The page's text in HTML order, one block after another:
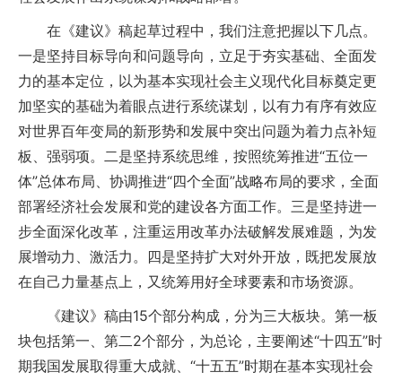
在《建议》稿起草过程中，我们注意把握以下几点。
一是坚持目标导向和问题导向，立足于夯实基础、全面发
力的基本定位，以为基本实现社会主义现代化目标奠定更
加坚实的基础为着眼点进行系统谋划，以有力有序有效应
对世界百年变局的新形势和发展中突出问题为着力点补短
板、强弱项。二是坚持系统思维，按照统筹推进“五位一
体”总体布局、协调推进“四个全面”战略布局的要求，全面
部署经济社会发展和党的建设各方面工作。三是坚持进一
步全面深化改革，注重运用改革办法破解发展难题，为发
展增动力、激活力。四是坚持扩大对外开放，既把发展放
在自己力量基点上，又统筹用好全球要素和市场资源。
《建议》稿由15个部分构成，分为三大板块。第一板
块包括第一、第二2个部分，为总论，主要阐述“十四五”时
期我国发展取得重大成就、“十五五”时期在基本实现社会